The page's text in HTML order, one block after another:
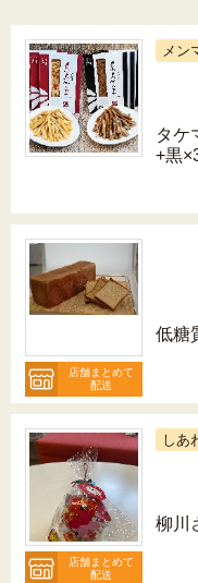
メン
タケ
+黒
店舗まとめて
配送
低糖
店舗まとめて
配送
しあ
柳川